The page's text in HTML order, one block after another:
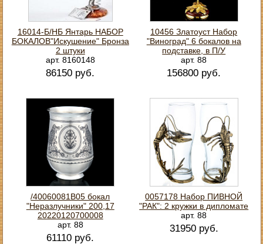
16014-Б/НБ Янтарь НАБОР
БОКАЛОВ"Искушение" Бронза
2 штуки
арт. 8160148
86150 руб.
10456 Златоуст Набор
"Виноград" 6 бокалов на
подставке, в П/У
арт. 88
156800 руб.
/40060081В05 бокал
"Неразлучники" 200,17
20220120700008
арт. 88
61110 руб.
0057178 Набор ПИВНОЙ
"РАК": 2 кружки в дипломате
арт. 88
31950 руб.